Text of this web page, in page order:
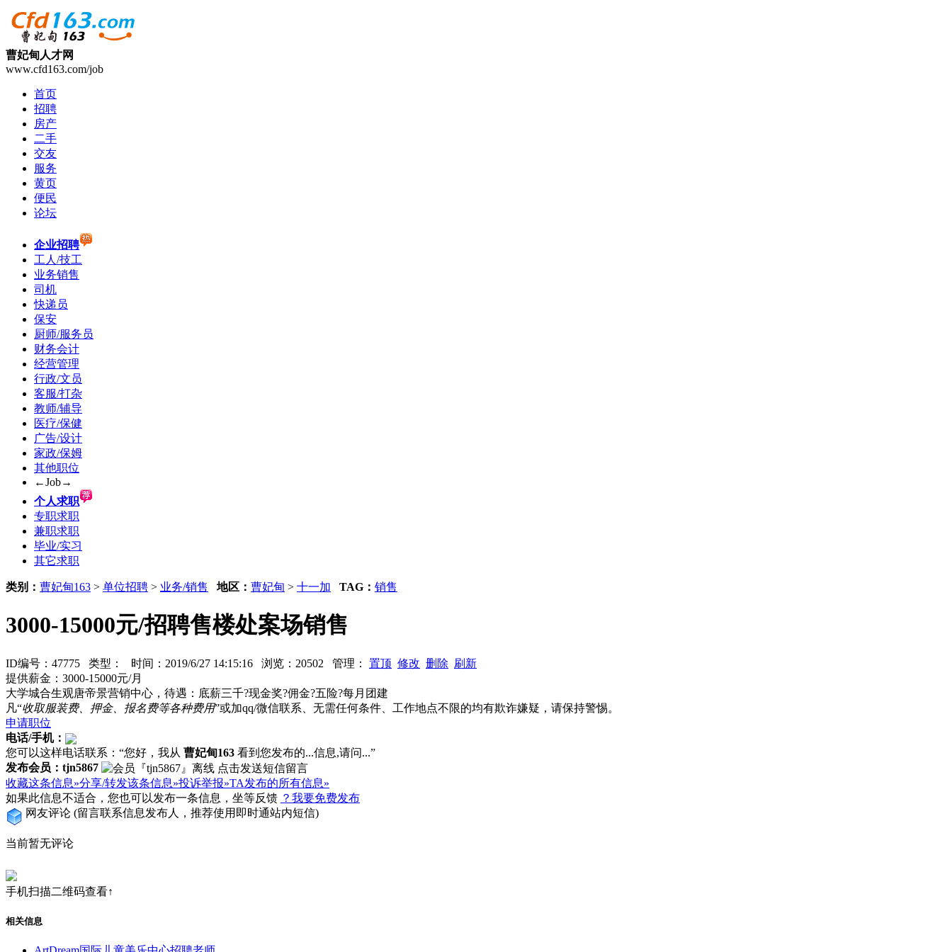
曹妃甸人才网
www.cfd163.com/job
首页
招聘
房产
二手
交友
服务
黄页
便民
论坛
企业招聘
工人/技工
业务销售
司机
快递员
保安
厨师/服务员
财务会计
经营管理
行政/文员
客服/打杂
教师/辅导
医疗/保健
广告/设计
家政/保姆
其他职位
←Job→
个人求职
专职求职
兼职求职
毕业/实习
其它求职
类别： 曹妃甸163 > 单位招聘 > 业务/销售 地区： 曹妃甸 > 十一加 TAG： 销售
3000-15000元/招聘售楼处案场销售
ID编号：47775 类型： 时间：2019/6/27 14:15:16 浏览：20502 管理： 置顶 修改 删除 刷新
提供薪金：3000-15000元/月
大学城合生观唐帝景营销中心，待遇：底薪三千?现金奖?佣金?五险?每月团建
凡“收取服装费、押金、报名费等各种费用”或加qq/微信联系、无需任何条件、工作地点不限的均有欺诈嫌疑，请保持警惕。
申请职位
电话/手机：
您可以这样电话联系：“您好，我从 曹妃甸163 看到您发布的...信息,请问...”
发布会员：tjn5867
收藏这条信息»分享/转发该条信息»投诉举报»TA发布的所有信息»
如果此信息不适合，您也可以发布一条信息，坐等反馈 ？我要免费发布
网友评论 (留言联系信息发布人，推荐使用即时通站内短信)
当前暂无评论
手机扫描二维码查看↑
相关信息